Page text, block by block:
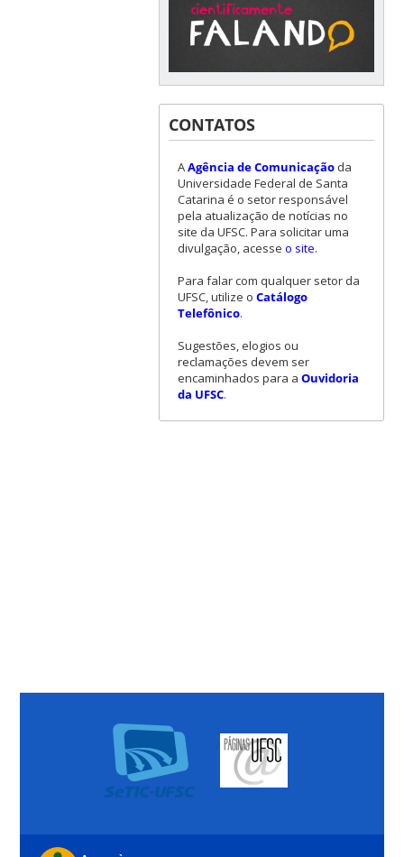
CONTATOS
AAgência de Comunicaçãoda
Universidade Federal de Santa
Catarina é o setor responsável
pela atualização de notícias no
site da UFSC. Para solicitar uma
divulgação, acesse o site.
Para falar com qualquer setor da
UFSC, utilize o Catálogo
Telefônico.
Sugestões, elogios ou
reclamações devem ser
encaminhados para a Ouvidoria
da UFSC.